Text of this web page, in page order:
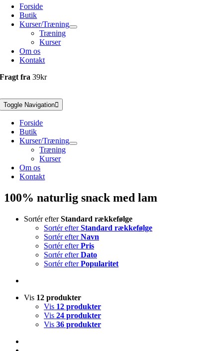
Forside
Butik
Kurser/Træning
Træning
Kurser
Om os
Kontakt
Fragt fra39kr
Toggle Navigation
Forside
Butik
Kurser/Træning
Træning
Kurser
Om os
Kontakt
100% naturlig snack med lam
Sortér efterStandard rækkefølge
Sortér efterStandard rækkefølge
Sortér efterNavn
Sortér efterPris
Sortér efterDato
Sortér efterPopularitet
Vis 12 produkter
Vis 12 produkter
Vis 24 produkter
Vis 36 produkter